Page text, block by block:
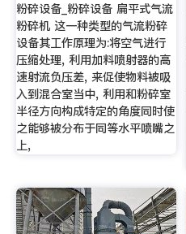
粉碎设备_粉碎设备 扁平式气流
粉碎机 这一种类型的气流粉碎
设备其工作原理为:将空气进行
压缩处理, 利用加料喷射器的高
速射流负压差, 来促使物料被吸
入到混合室当中, 利用和粉碎室
半径方向构成特定的角度同时使
之能够被分布于同等水平喷嘴之
上,